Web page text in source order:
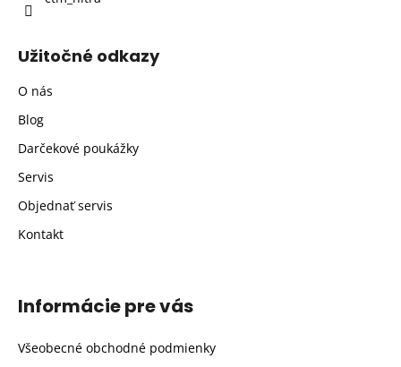
Užitočné odkazy
O nás
Blog
Darčekové poukážky
Servis
Objednať servis
Kontakt
Informácie pre vás
Všeobecné obchodné podmienky